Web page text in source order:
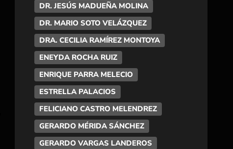
DR. JESÚS MADUEÑA MOLINA
DR. MARIO SOTO VELÁZQUEZ
DRA. CECILIA RAMÍREZ MONTOYA
ENEYDA ROCHA RUIZ
ENRIQUE PARRA MELECIO
ESTRELLA PALACIOS
FELICIANO CASTRO MELENDREZ
GERARDO MÉRIDA SÁNCHEZ
GERARDO VARGAS LANDEROS